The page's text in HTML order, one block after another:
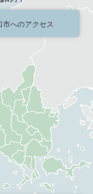
市へのアクセス